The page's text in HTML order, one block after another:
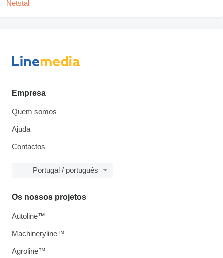
Empresa
Quem somos
Ajuda
Contactos
Portugal / português
Os nossos projetos
Autoline™
Machineryline™
Agroline™